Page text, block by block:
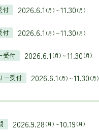
付 2026.6.1 （月）～11.30 （月）
付 2026.6.1 （月）～11.30 （月）
受付 2026.6.1 （月）～11.30 （月）
ー受付 2026.6.1 （月）～11.30 （月）
2026.9.28 （月）～10.19 （月）